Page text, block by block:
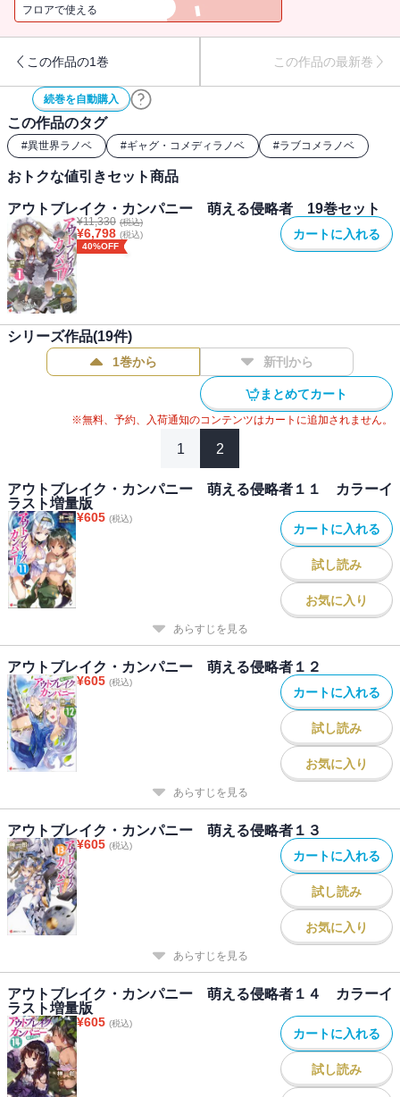
フロアで使える
この作品の1巻 この作品の最新巻
続巻を自動購入
この作品のタグ
#異世界ラノベ #ギャグ・コメディラノベ #ラブコメラノベ
おトクな値引きセット商品
アウトブレイク・カンパニー 萌える侵略者 19巻セット
¥11,330 (税込)
¥6,798 (税込)
40%OFF
カートに入れる
シリーズ作品(19件)
1巻から 新刊から
まとめてカート
※無料、予約、入荷通知のコンテンツはカートに追加されません。
1 2
アウトブレイク・カンパニー 萌える侵略者１１ カラーイ
ラスト増量版
¥605 (税込)
カートに入れる
試し読み
お気に入り
あらすじを見る
アウトブレイク・カンパニー 萌える侵略者１２
¥605 (税込)
カートに入れる
試し読み
お気に入り
あらすじを見る
アウトブレイク・カンパニー 萌える侵略者１３
¥605 (税込)
カートに入れる
試し読み
お気に入り
あらすじを見る
アウトブレイク・カンパニー 萌える侵略者１４ カラーイ
ラスト増量版
¥605 (税込)
カートに入れる
試し読み